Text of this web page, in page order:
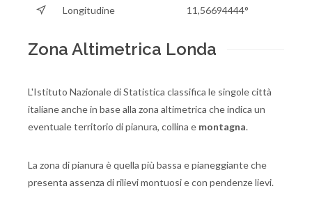
Longitudine 11,56694444°
Zona Altimetrica Londa
L'Istituto Nazionale di Statistica classifica le singole città
italiane anche in base alla zona altimetrica che indica un
eventuale territorio di pianura, collina e montagna.
La zona di pianura è quella più bassa e pianeggiante che
presenta assenza di rilievi montuosi e con pendenze lievi.